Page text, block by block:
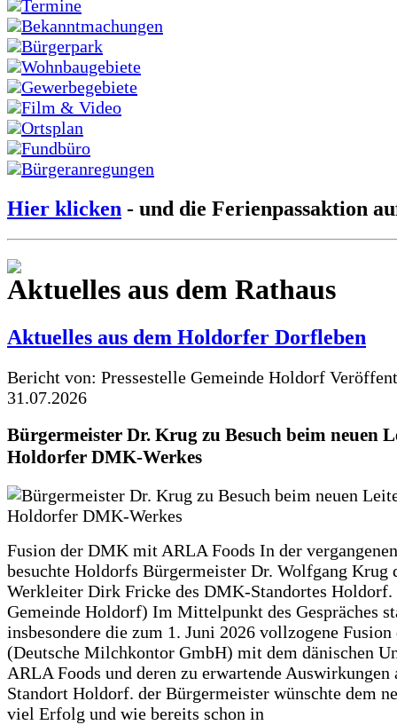
Termine
Bekanntmachungen
Bürgerpark
Wohnbaugebiete
Gewerbegebiete
Film & Video
Ortsplan
Fundbüro
Bürgeranregungen
Hier klicken - und die Ferienpassaktion
Aktuelles aus dem Rathaus
Aktuelles aus dem Holdorfer Dorfleben
Bericht von: Pressestelle Gemeinde Holdorf
31.07.2026
Bürgermeister Dr. Krug zu Besuch beim neuen
Holdorfer DMK-Werkes
Fusion der DMK mit ARLA Foods In der
besuchte Holdorfs Bürgermeister Dr. Wolfgang Krug
Werkleiter Dirk Fricke des DMK-Standortes Holdorf.
Gemeinde Holdorf) Im Mittelpunkt des Gespräches
insbesondere die zum 1. Juni 2026 vollzogene
(Deutsche Milchkontor GmbH) mit dem dänischen
ARLA Foods und deren zu erwartende Auswirkungen
Standort Holdorf. der Bürgermeister wünschte dem
viel Erfolg und wie bereits schon in